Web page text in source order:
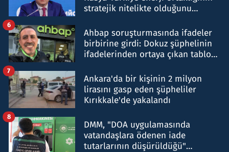
stratejik nitelikte olduğunu
Ahbap soruşturmasında ifadeler
birbirine girdi: Dokuz şüphelinin
ifadelerinden ortaya çıkan tablo
6
Ankara'da bir kişinin 2 milyon
lirasını gasp eden şüpheliler
Kırıkkale'de yakalandı
7
DMM, "DOA uygulamasında
vatandaşlara ödenen iade
tutarlarının düşürüldüğü"
8